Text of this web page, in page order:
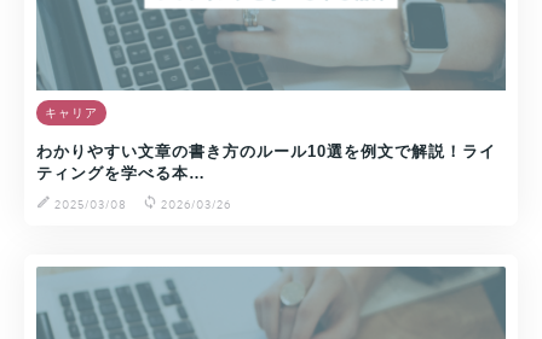
キャリア
わかりやすい文章の書き方のルール10選を例文で解説！ライ
ティングを学べる本…
2025/03/08
2026/03/26